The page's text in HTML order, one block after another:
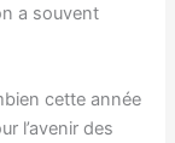
a souvent
cette année
l’avenir des